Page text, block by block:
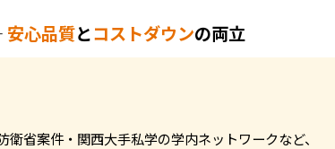
安心品質とコストダウンの両立
省案件・関西大手私学の学内ネットワークなど、